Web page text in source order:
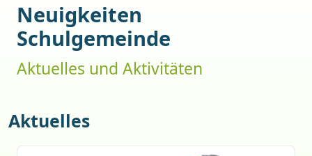
Neuigkeiten
Schulgemeinde
Aktuelles und Aktivitäten
Aktuelles